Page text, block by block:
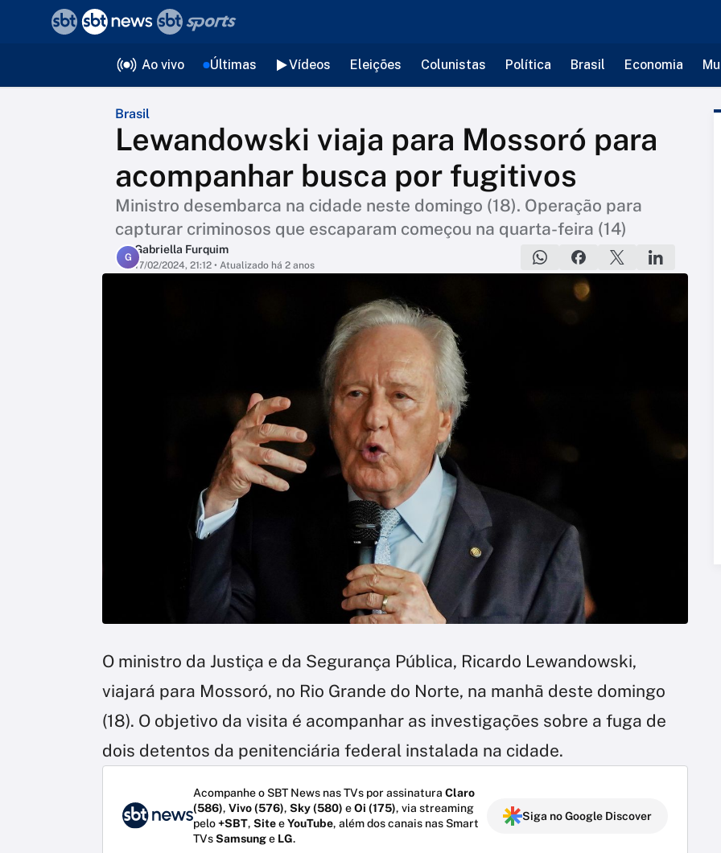
Ao vivo Últimas Vídeos Eleições Colunistas Política Brasil Economia
Brasil
Lewandowski viaja para Mossoró para
acompanhar busca por fugitivos
Ministro desembarca na cidade neste domingo (18). Operação para
capturar criminosos que escaparam começou na quarta-feira (14)
G
Gabriella Furquim
17/02/2024, 21:12 • Atualizado há 2 anos
O ministro da Justiça e da Segurança Pública, Ricardo Lewandowski,
viajará para Mossoró, no Rio Grande do Norte, na manhã deste domingo
(18). O objetivo da visita é acompanhar as investigações sobre a fuga de
dois detentos da penitenciária federal instalada na cidade.
Acompanhe o SBT News nas TVs por assinatura Claro
(586), Vivo (576), Sky (580) eOi (175), via streaming
pelo+SBT, SiteeYouTube, além dos canais nas Smart
TVsSamsunge LG.
Siga no Google Discover
voltar
Editorias